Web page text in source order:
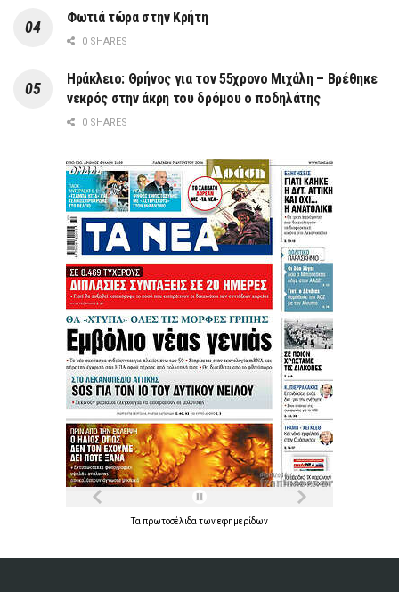
Φωτιά τώρα στην Κρήτη
0 SHARES
Ηράκλειο: Θρήνος για τον 55χρονο Μιχάλη – Βρέθηκε
νεκρός στην άκρη του δρόμου ο ποδηλάτης
0 SHARES
Τα πρωτοσέλιδα τωνεφημερίδων